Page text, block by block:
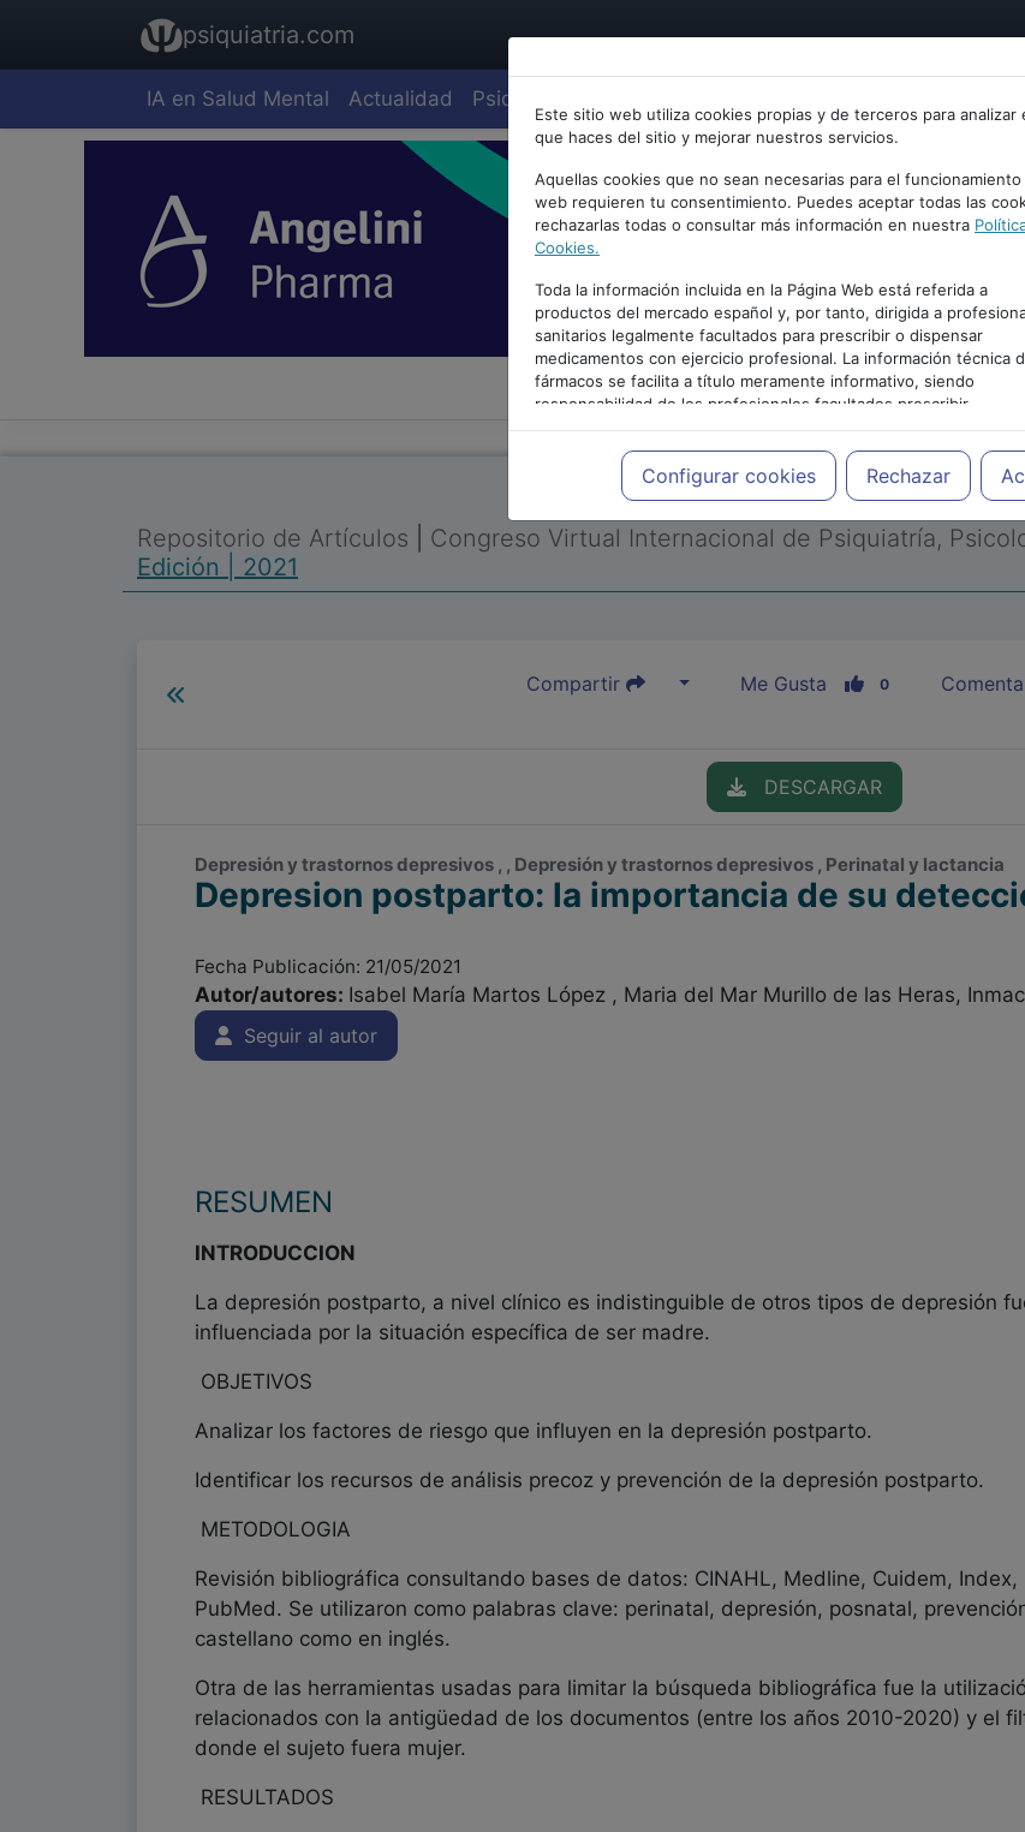
psiquiatria.com
IA en Salud Mental Actualidad Psiquiatría
Este sitio web utiliza cookies propias y de terceros para analizar
que haces del sitio y mejorar nuestros servicios.
Aquellas cookies que no sean necesarias para el funcionamiento
web requieren tu consentimiento. Puedes aceptar todas las
rechazarlas todas o consultar más información en nuestra
Cookies.
Toda la información incluida en la Página Web está referida a
productos del mercado español y, por tanto, dirigida a
sanitarios legalmente facultados para prescribir o dispensar
medicamentos con ejercicio profesional. La información técnica
fármacos se facilita a título meramente informativo, siendo
responsabilidad de los profesionales facultados prescribir
medicamentos y decidir, en cada caso concreto, el tratamiento
adecuado a las necesidades del paciente.
Configurar cookies Rechazar
PUBLICIDAD
Repositorio de Artículos Congreso Virtual Internacional de Psiquiatría,
Edición | 2021
Compartir Me Gusta 0
DESCARGAR
Depresión y trastornos depresivos , , Depresión y trastornos depresivos , Perinatal y lactancia
Depresion postparto: la importancia de su
Fecha Publicación: 21/05/2021
Autor/autores: Isabel María Martos López , Maria del Mar Murillo de las Heras,
Seguir al autor
RESUMEN
INTRODUCCION
La depresión postparto, a nivel clínico es indistinguible de otros tipos de depresión
influenciada por la situación específica de ser madre.
OBJETIVOS
Analizar los factores de riesgo que influyen en la depresión postparto.
Identificar los recursos de análisis precoz y prevención de la depresión postparto.
METODOLOGIA
Revisión bibliográfica consultando bases de datos: CINAHL, Medline, Cuidem,
PubMed. Se utilizaron como palabras clave: perinatal, depresión, posnatal,
castellano como en inglés.
Otra de las herramientas usadas para limitar la búsqueda bibliográfica fue la
relacionados con la antigüedad de los documentos (entre los años 2010-2020) y el
donde el sujeto fuera mujer.
RESULTADOS